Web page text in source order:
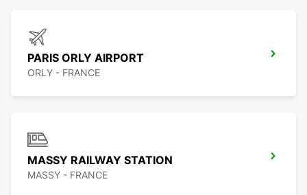
PARIS ORLY AIRPORT
ORLY - FRANCE
MASSY RAILWAY STATION
MASSY - FRANCE